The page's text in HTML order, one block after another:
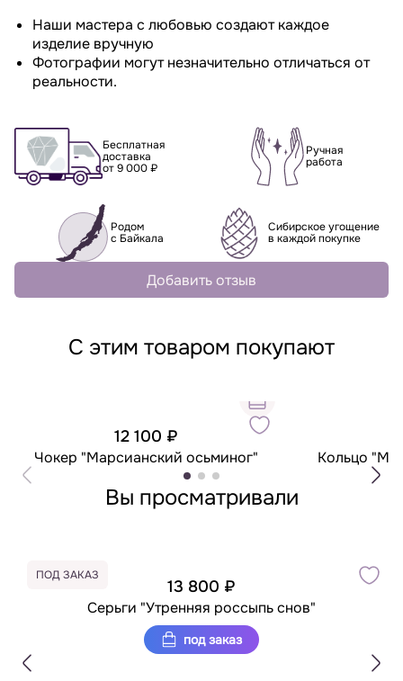
Наши мастера с любовью создают каждое
изделие вручную
Фотографии могут незначительно отличаться от
реальности.
Бесплатная
доставка
от 9 000 ₽
Ручная
работа
Родом
с Байкала
Сибирское угощение
в каждой покупке
Добавить отзыв
С этим товаром покупают
12 100 ₽
Чокер "Марсианский осьминог" Кольцо
Вы просматривали
ПОД ЗАКАЗ
13 800 ₽
Серьги "Утренняя россыпь снов"
под заказ